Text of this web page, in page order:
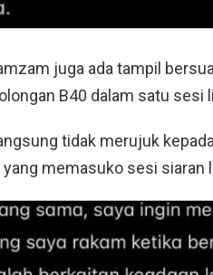
juga ada tampil
B40 dalam satu sesi
tidak merujuk
yang memasuko sesi siaran